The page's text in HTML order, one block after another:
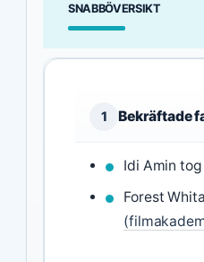
SNABBÖVERSIKT
1 Bekräftade
Idi Amin
Forest